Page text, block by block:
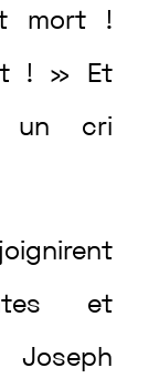
mort !
! » Et
un cri
joignirent
et
Joseph